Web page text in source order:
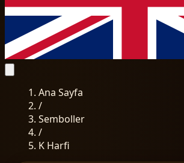
Ana Sayfa
/
Semboller
/
K Harfi